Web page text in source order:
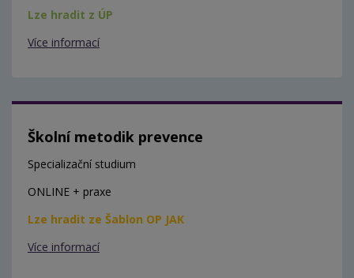
Lze hradit z ÚP
Více informací
Školní metodik prevence
Specializační studium
ONLINE + praxe
Lze hradit ze Šablon OP JAK
Více informací